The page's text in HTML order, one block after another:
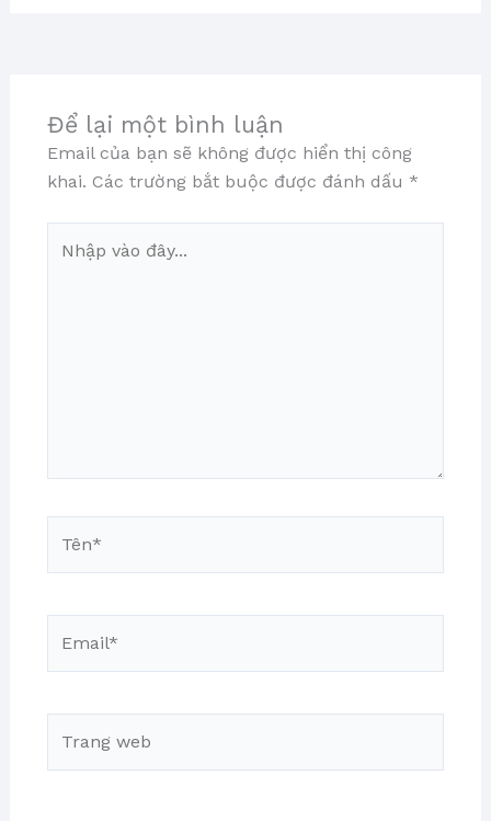
Để lại một bình luận
Email của bạn sẽ không được hiển thị công
khai. Các trường bắt buộc được đánh dấu *
vào
web